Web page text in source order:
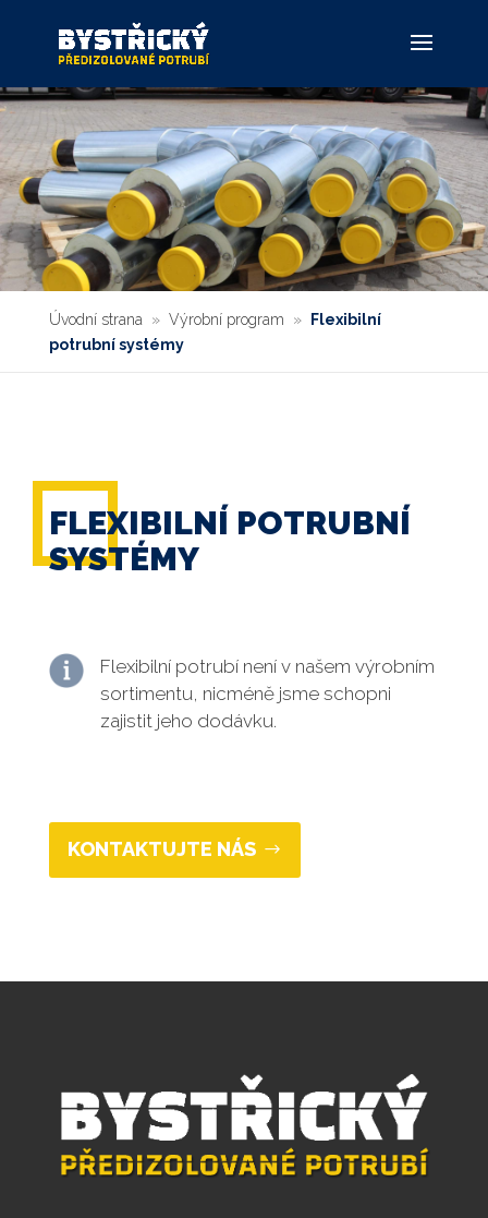
Úvodní strana » Výrobní program »
Flexibilní
potrubní systémy
FLEXIBILNÍ POTRUBNÍ
SYSTÉMY
Flexibilní potrubí není v našem výrobním
sortimentu, nicméně jsme schopni
zajistit jeho dodávku.
KONTAKTUJTE NÁS